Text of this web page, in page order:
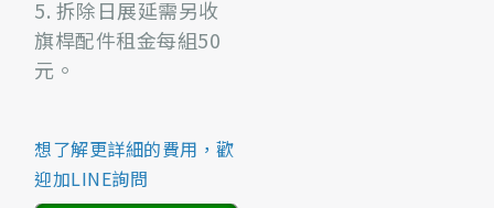
5. 拆除日展延需另收
旗桿配件租金每組50
元。
想了解更詳細的費用，歡
迎加LINE詢問